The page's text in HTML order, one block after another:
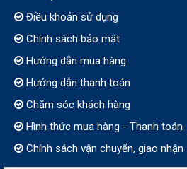
Điều khoản sử dụng
Chính sách bảo mật
Hướng dẫn mua hàng
Hướng dẫn thanh toán
Chăm sóc khách hàng
Hình thức mua hàng - Thanh toán
Chính sách vận chuyển, giao nhận